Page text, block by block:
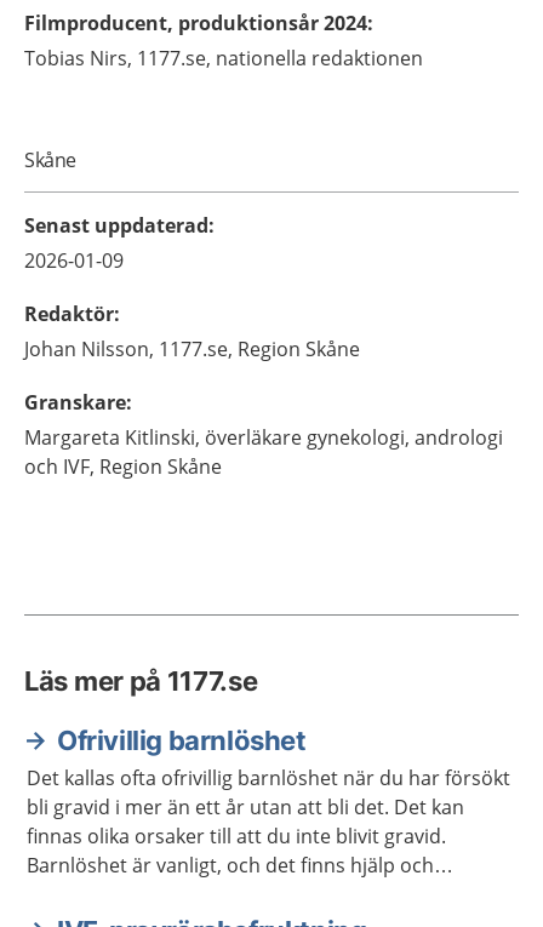
Filmproducent, produktionsår 2024:
Tobias Nirs, 1177.se, nationella redaktionen
Skåne
Senast uppdaterad:
2026-01-09
Redaktör:
Johan Nilsson, 1177.se, Region Skåne
Granskare:
Margareta Kitlinski, överläkare gynekologi, andrologi
och IVF, Region Skåne
Läs mer på 1177.se
Ofrivillig barnlöshet
Det kallas ofta ofrivillig barnlöshet när du har försökt
bli gravid i mer än ett år utan att bli det. Det kan
finnas olika orsaker till att du inte blivit gravid.
Barnlöshet är vanligt, och det finns hjälp och